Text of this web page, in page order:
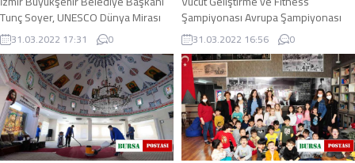
Tunç Soyer, UNESCO Dünya Mirası
Listesi adaylık süreci hazırlıkları
devam eden İzmir Tarihi Liman Kenti
karar ...
31.03.2022 17:31 0
Şampiyonası Avrupa Şampiyonası
Milli Takım Seçmelerine katılan
Aliağalı sporcu ...
31.03.2022 16:56 0